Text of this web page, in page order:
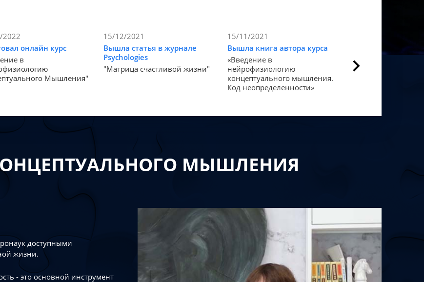
2022
онлайн курс
в
Мышления"
15/12/2021
Вышла статья в журнале
Psychologies
"Матрица счастливой жизни"
15/11/2021
Вышла книга автора курса
«Введение в
нейрофизиологию
концептуального мышления.
Код неопределенности»
Статья в Forbes
Как мозг
«счастье».
МЫШЛЕНИЯ
доступными
жизни.
- это основной инструмент